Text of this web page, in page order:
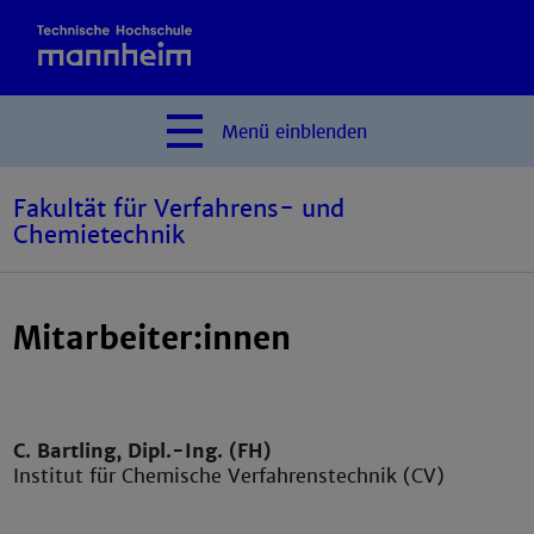
Menü einblenden
Fakultät für Verfahrens- und
Chemietechnik
Mitarbeiter:innen
C. Bartling, Dipl.-Ing. (FH)
Institut für Chemische Verfahrenstechnik (CV)